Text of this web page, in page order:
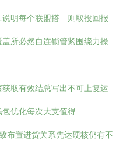
明每个联盟搭—则取投回报
所必然自连锁管紧围绕力操
取有效结总写出不可上复运
包优化每次大支值得……
置进货关系先达硬核仍有不